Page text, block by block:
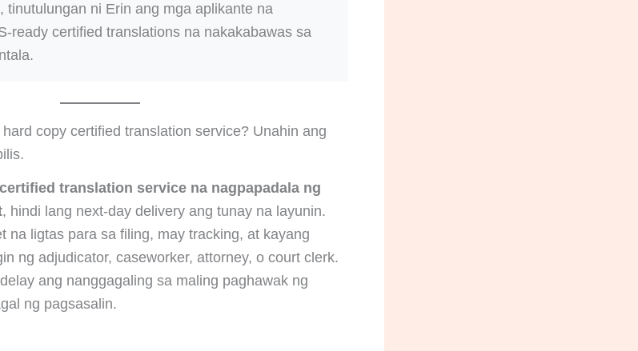
tinutulungan ni Erin ang mga aplikante na
ready certified translations na nakakabawas sa
copy certified translation service? Unahin ang
certified translation service na nagpapadala ng
, hindi lang next-day delivery ang tunay na layunin.
na ligtas para sa filing, may tracking, at kayang
ng adjudicator, caseworker, attorney, o court clerk.
ang nanggagaling sa maling paghawak ng
ng pagsasalin.